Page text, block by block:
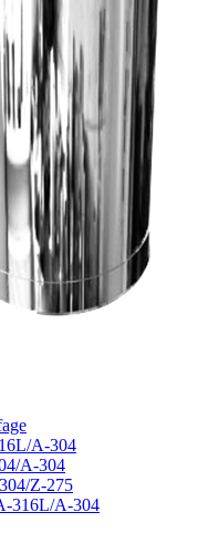
A-304
A-304
Z-275
316L/A-304